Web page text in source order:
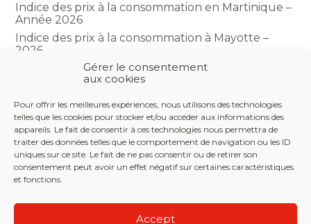
Gérer le consentement
aux cookies
Pour offrir les meilleures expériences, nous utilisons des technologies
telles que les cookies pour stocker et/ou accéder aux informations des
appareils. Le fait de consentir à ces technologies nous permettra de
traiter des données telles que le comportement de navigation ou les ID
uniques sur ce site. Le fait de ne pas consentir ou de retirer son
consentement peut avoir un effet négatif sur certaines caractéristiques
et fonctions.
Accept
Indice des prix à la consommation en Martinique –
Année 2026
Indice des prix à la consommation à Mayotte –
2026
Indice du climat des affaires dans le BTP – Année
COMMENTAIRES RÉCENTS
Footer
LE CABINET NOS SERVICES
NOS OUTILS